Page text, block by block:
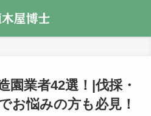
園業者42選！|伐採・
お悩みの方も必見！